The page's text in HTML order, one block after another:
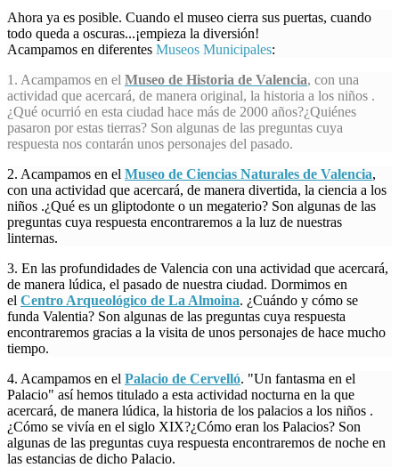
Ahora ya es posible. Cuando el museo cierra sus puertas, cuando
todo queda a oscuras...¡empieza la diversión!
Acampamos en diferentes Museos Municipales:
1. Acampamos en el Museo de Historia de Valencia, con una
actividad que acercará, de manera original, la historia a los niños .
¿Qué ocurrió en esta ciudad hace más de 2000 años?¿Quiénes
pasaron por estas tierras? Son algunas de las preguntas cuya
respuesta nos contarán unos personajes del pasado.
2. Acampamos en el Museo de Ciencias Naturales de Valencia,
con una actividad que acercará, de manera divertida, la ciencia a los
niños .¿Qué es un gliptodonte o un megaterio? Son algunas de las
preguntas cuya respuesta encontraremos a la luz de nuestras
linternas.
3. En las profundidades de Valencia con una actividad que acercará,
de manera lúdica, el pasado de nuestra ciudad. Dormimos en
el Centro Arqueológico de La Almoina. ¿Cuándo y cómo se
funda Valentia? Son algunas de las preguntas cuya respuesta
encontraremos gracias a la visita de unos personajes de hace mucho
tiempo.
4. Acampamos en el Palacio de Cervelló. "Un fantasma en el
Palacio" así hemos titulado a esta actividad nocturna en la que
acercará, de manera lúdica, la historia de los palacios a los niños .
¿Cómo se vivía en el siglo XIX?¿Cómo eran los Palacios? Son
algunas de las preguntas cuya respuesta encontraremos de noche en
las estancias de dicho Palacio.